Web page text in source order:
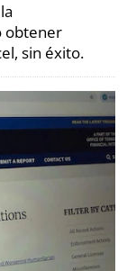
obtener
sin éxito.